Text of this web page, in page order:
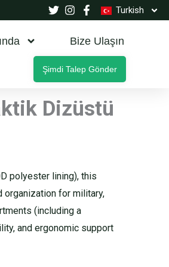
Turkish
Bize Ulaşın
Şimdi Talep Gönder
Dizüstü
polyester lining), this
organization for military,
(including a
and ergonomic support